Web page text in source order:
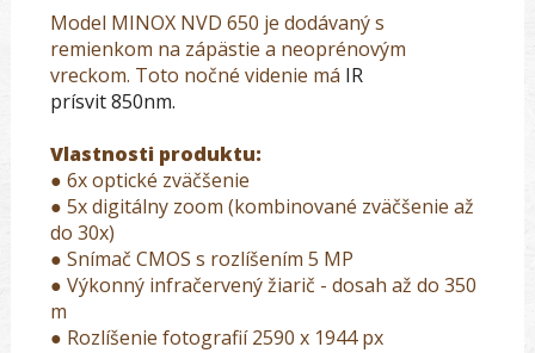
Model MINOX NVD 650 je dodávaný s
remienkom na zápästie a neoprénovým
vreckom. Toto nočné videnie má IR
prísvit 850nm.
Vlastnosti produktu:
● 6x optické zväčšenie
● 5x digitálny zoom (kombinované zväčšenie až
do 30x)
● Snímač CMOS s rozlíšením 5 MP
● Výkonný infračervený žiarič - dosah až do 350
m
● Rozlíšenie fotografií 2590 x 1944 px